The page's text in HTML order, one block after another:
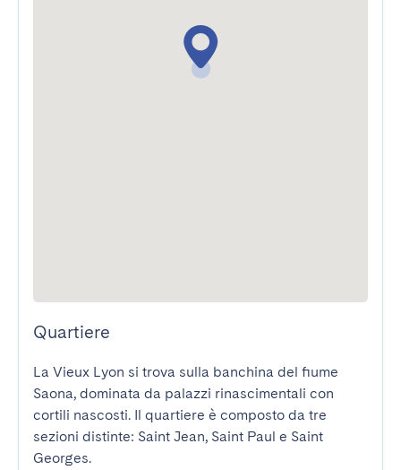
Quartiere
La Vieux Lyon si trova sulla banchina del fiume
Saona, dominata da palazzi rinascimentali con
cortili nascosti. Il quartiere è composto da tre
sezioni distinte: Saint Jean, Saint Paul e Saint
Georges.